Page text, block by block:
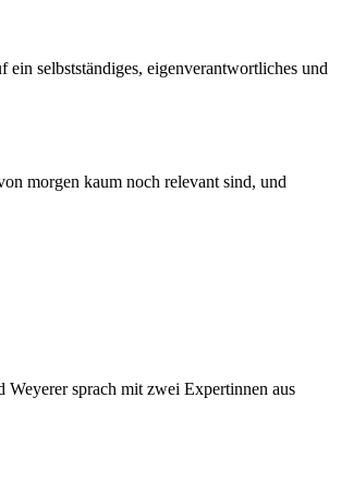
selbstständiges, eigenverantwortliches und
morgen kaum noch relevant sind, und
Weyerer sprach mit zwei Expertinnen aus